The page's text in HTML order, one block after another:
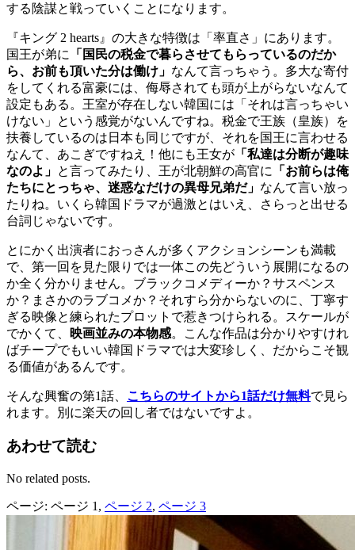
する陰謀と戦っていくことになります。
『キング 2 hearts』の大きな特徴は「率直さ」にあります。
国王が弟に
「国民の税金で暮らさせてもらっているのだか
ら、お前も頂いた分は働け」 なんて言っちゃう。多大な寄付
をしてくれる富豪には、侮辱されても頭が上がらないなんて
設定もある。王室が存在しない韓国には「それは言っちゃい
けない」という感覚がないんですね。税金で王族（皇族）を
扶養しているのは日本も同じですが、それを国王に言わせる
なんて、あこぎですねえ！他にも王女が 「私達は分断が趣味
なのよ」 と言ってみたり、王が北朝鮮の高官に
「お前らは俺
たちにとっちゃ、迷惑なだけの異母兄弟だ」 なんて言い放っ
たりね。いくら韓国ドラマが過激とはいえ、さらっと出せる
台詞じゃないです。
とにかく出演者におっさんが多くアクションシーンも満載
で、第一回を見た限りでは一体この先どういう展開になるの
か全く分かりません。ブラックコメディーか？サスペンス
か？まさかのラブコメか？それすら分からないのに、丁寧す
ぎる映像と練られたプロットで惹きつけられる。スケールが
でかくて、
映画並みの本物感。こんな作品は分かりやすけれ
ばチープでもいい韓国ドラマでは大変珍しく、だからこそ観
る価値があるんです。
そんな興奮の第1話、 こちらのサイトから1話だけ無料で見ら
れます。別に楽天の回し者ではないですよ。
あわせて読む
No related posts.
ページ: ページ 1 , ページ 2, ページ 3